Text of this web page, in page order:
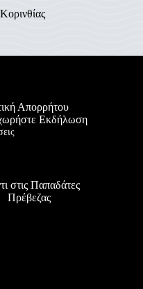
Απορρήτου
Εκδήλωση
στις Παπαδάτες
Πρέβεζας